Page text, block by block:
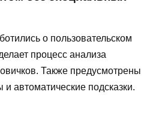
о пользовательском
процесс анализа
Также предусмотрены
автоматические подсказки.